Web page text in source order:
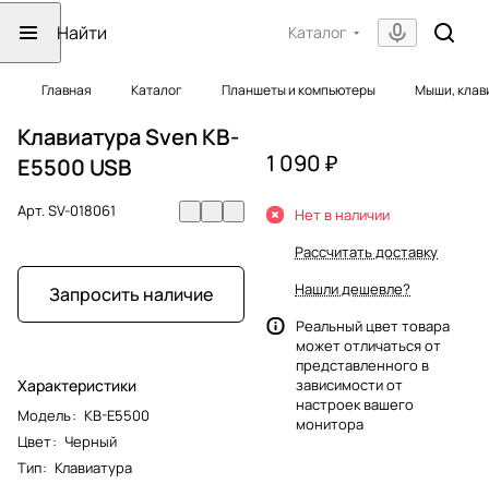
Каталог
Главная Каталог Планшеты и компьютеры Мыши,
Клавиатура Sven KB-
E5500 USB
Арт.SV-018061
Запросить наличие
Характеристики
Модель: KB-E5500
Цвет: Черный
Тип: Клавиатура
1 090 ₽
Нет в наличии
Рассчитать доставку
Нашли дешевле?
Реальный цвет товара
может отличаться от
представленного в
зависимости от
настроек вашего
монитора